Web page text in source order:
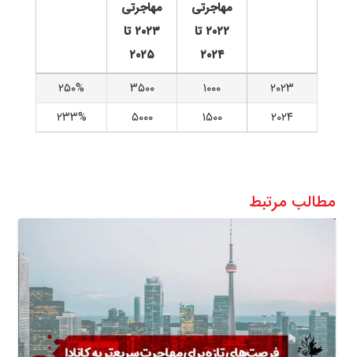
مهاجرتی
۲۰۲۲ تا
۲۰۲۴
مهاجرتی
۲۰۲۳ تا
۲۰۲۵
۲۰۲۳ ۱۰۰۰ ۳۵۰۰
۲۵۰%
۲۰۲۴
۱۵۰۰ ۵۰۰۰ ۲۳۳%
مطالب مرتبط